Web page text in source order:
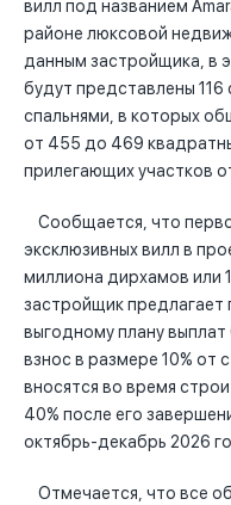
вилл под названием
районе люксовой
данным застройщика, в
будут представлены
спальнями, в которых
от 455 до 469
прилегающих участков
Сообщается, что
эксклюзивных вилл в
миллиона дирхамов или
застройщик предлагает
выгодному плану
взнос в размере 10% от
вносятся во время
40% после его
октябрь-декабрь 2026
Отмечается, что все